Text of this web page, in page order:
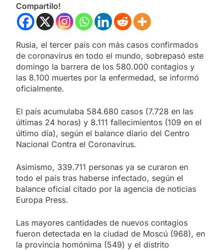
Compartilo!
Rusia, el tercer país con más casos confirmados
de coronavirus en todo el mundo, sobrepasó este
domingo la barrera de los 580.000 contagios y
las 8.100 muertes por la enfermedad, se informó
oficialmente.
El país acumulaba 584.680 casos (7.728 en las
últimas 24 horas) y 8.111 fallecimientos (109 en el
último día), según el balance diario del Centro
Nacional Contra el Coronavirus.
Asimismo, 339.711 personas ya se curaron en
todo el país tras haberse infectado, según el
balance oficial citado por la agencia de noticias
Europa Press.
Las mayores cantidades de nuevos contagios
fueron detectada en la ciudad de Moscú (968), en
la provincia homónima (549) y el distrito